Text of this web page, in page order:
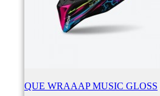
CASQUE WRAAAP MUSIC GLOSS